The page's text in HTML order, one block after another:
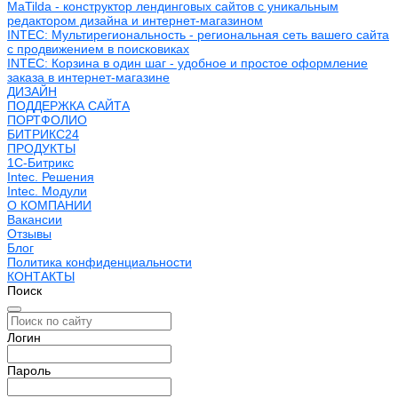
MaTilda - конструктор лендинговых сайтов с уникальным
редактором дизайна и интернет-магазином
INTEC: Мультирегиональность - региональная сеть вашего сайта
с продвижением в поисковиках
INTEC: Корзина в один шаг - удобное и простое оформление
заказа в интернет-магазине
ДИЗАЙН
ПОДДЕРЖКА САЙТА
ПОРТФОЛИО
БИТРИКС24
ПРОДУКТЫ
1С-Битрикс
Intec. Решения
Intec. Модули
О КОМПАНИИ
Вакансии
Отзывы
Блог
Политика конфиденциальности
КОНТАКТЫ
Поиск
Логин
Пароль